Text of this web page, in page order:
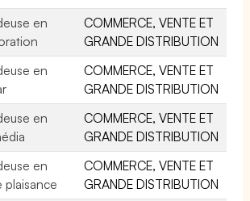
en
COMMERCE, VENTE ET
GRANDE DISTRIBUTION
en
COMMERCE, VENTE ET
GRANDE DISTRIBUTION
en
COMMERCE, VENTE ET
GRANDE DISTRIBUTION
en
COMMERCE, VENTE ET
GRANDE DISTRIBUTION